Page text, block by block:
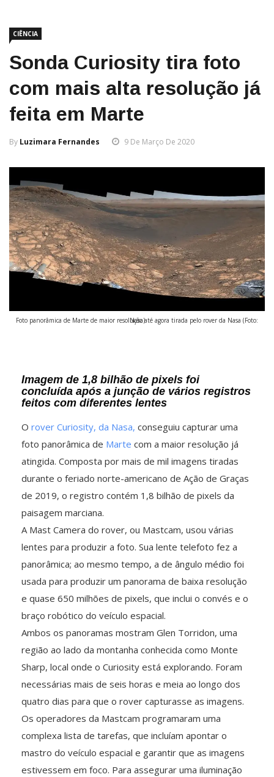
CIÊNCIA
Sonda Curiosity tira foto
com mais alta resolução já
feita em Marte
By Luzimara Fernandes 9 De Março De 2020
Foto panorâmica de Marte de maior resolução até agora tirada pelo rover da Nasa (Foto: Nasa)
Imagem de 1,8 bilhão de pixels foi
concluída após a junção de vários registros
feitos com diferentes lentes
O rover Curiosity, da Nasa, conseguiu capturar uma
foto panorâmica de Marte com a maior resolução já
atingida. Composta por mais de mil imagens tiradas
durante o feriado norte-americano de Ação de Graças
de 2019, o registro contém 1,8 bilhão de pixels da
paisagem marciana.
A Mast Camera do rover, ou Mastcam, usou várias
lentes para produzir a foto. Sua lente telefoto fez a
panorâmica; ao mesmo tempo, a de ângulo médio foi
usada para produzir um panorama de baixa resolução
e quase 650 milhões de pixels, que inclui o convés e o
braço robótico do veículo espacial.
Ambos os panoramas mostram Glen Torridon, uma
região ao lado da montanha conhecida como Monte
Sharp, local onde o Curiosity está explorando. Foram
necessárias mais de seis horas e meia ao longo dos
quatro dias para que o rover capturasse as imagens.
Os operadores da Mastcam programaram uma
complexa lista de tarefas, que incluíam apontar o
mastro do veículo espacial e garantir que as imagens
estivessem em foco. Para assegurar uma iluminação